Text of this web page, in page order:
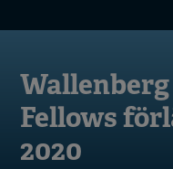
menu
Fellows
2020